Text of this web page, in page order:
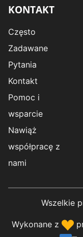
KONTAKT
Często
Zadawane
Pytania
Kontakt
Pomoc i
wsparcie
Nawiąż
współpracę z
nami
Wszelkie
Wykonane z